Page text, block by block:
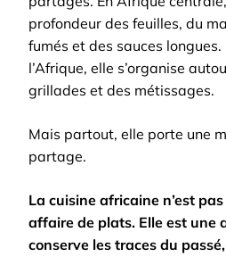
profondeur des feuilles, du
fumés et des sauces
l’Afrique, elle s’organise
grillades et des métissages.
Mais partout, elle porte une
partage.
La cuisine africaine n’est
affaire de plats. Elle est une
conserve les traces du